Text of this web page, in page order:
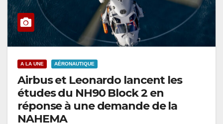
A LA UNE AÉRONAUTIQUE
Airbus et Leonardo lancent les
études du NH90 Block 2 en
réponse à une demande de la
NAHEMA